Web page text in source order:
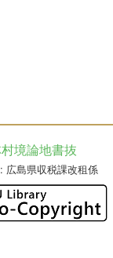
境論地書抜
: 広島県収税課改租係